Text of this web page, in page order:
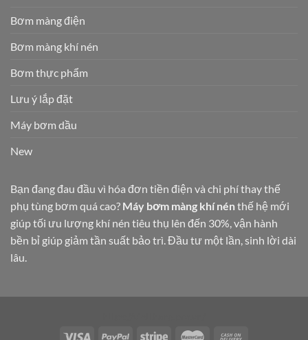
Bơm màng điện
Bơm màng khí nén
Bơm thực phẩm
Lưu ý lắp đặt
Máy bơm dầu
New
Bạn đang đau đầu vì hóa đơn tiền điện và chi phí thay thế
phụ tùng bơm quá cao? Máy bơm màng khí nénthế hệ mới
giúp tối ưu lượng khí nén tiêu thụ lên đến 30%, vận hành
bền bỉ giúp giảm tần suất bảo trì. Đầu tư một lần, sinh lời dài
lâu.